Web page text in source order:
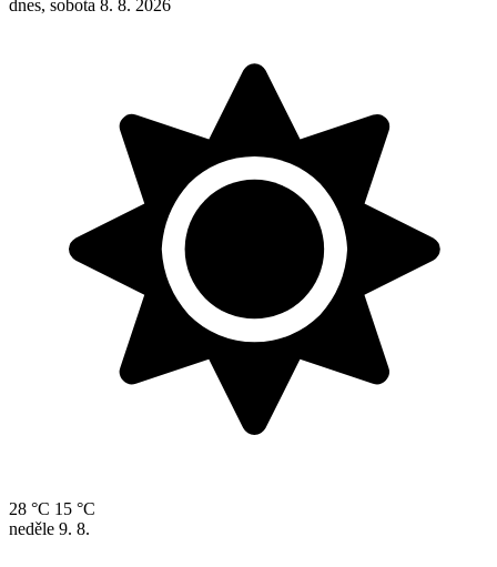
dnes, sobota 8. 8. 2026
28 °C 15 °C
neděle 9. 8.